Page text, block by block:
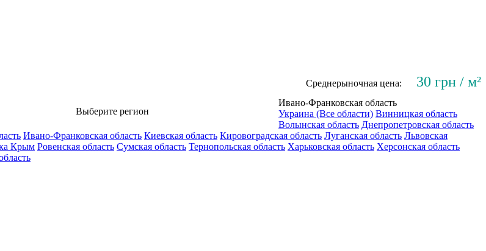
Среднерыночная цена: 30 грн / м²
Выберите регион
Ивано-Франковская область
Украина (Все области) Винницкая область
Волынская область Днепропетровская область
Ивано-Франковская область Киевская область Кировоградская область Луганская область Львовская
Крым Ровенская область Сумская область Тернопольская область Харьковская область Херсонская область